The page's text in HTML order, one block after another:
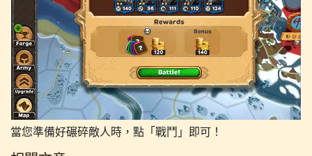
當您準備好碾碎敵人時，點「戰鬥」即可！